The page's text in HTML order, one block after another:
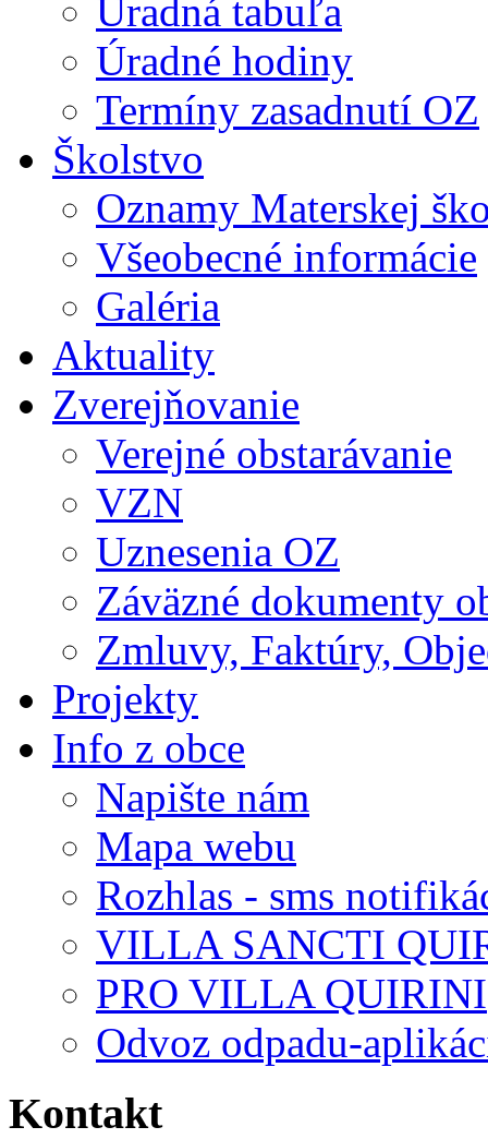
Úradná tabuľa
Úradné hodiny
Termíny zasadnutí OZ
Školstvo
Oznamy Materskej
Všeobecné informácie
Galéria
Aktuality
Zverejňovanie
Verejné obstarávanie
VZN
Uznesenia OZ
Záväzné dokumenty
Zmluvy, Faktúry,
Projekty
Info z obce
Napište nám
Mapa webu
Rozhlas - sms
VILLA SANCTI
PRO VILLA QUIRINI
Odvoz odpadu-
Kontakt